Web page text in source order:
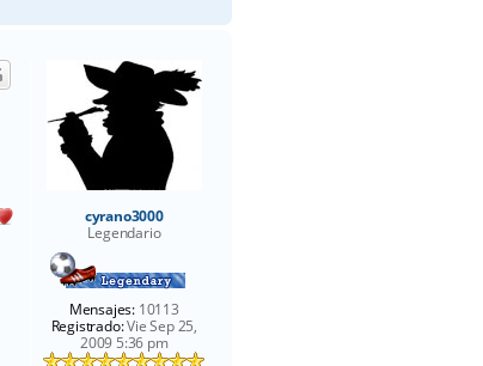
r
cyrano3000
Legendario
Mensajes: 10113
Registrado:Vie Sep 25,
2009 5:36 pm